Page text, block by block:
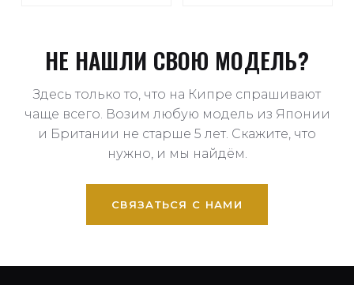
НЕ НАШЛИ СВОЮ МОДЕЛЬ?
Здесь только то, что на Кипре спрашивают
чаще всего. Возим любую модель из Японии
и Британии не старше 5 лет. Скажите, что
нужно, и мы найдём.
СВЯЗАТЬСЯ С НАМИ